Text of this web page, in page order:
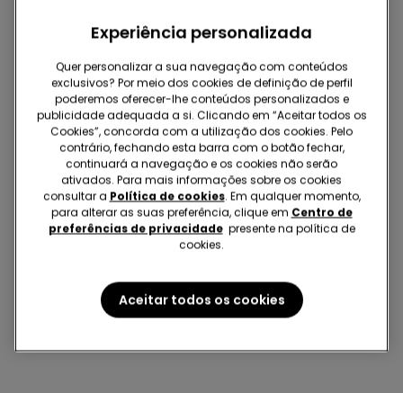
-50%
Cueca de banho em
microfibra confortável
9,99 € 5,00 € -50%
1
Experiência personalizada
Quer personalizar a sua navegação com conteúdos
exclusivos? Por meio dos cookies de definição de perfil
poderemos oferecer-lhe conteúdos personalizados e
publicidade adequada a si. Clicando em “Aceitar todos os
Cookies”, concorda com a utilização dos cookies. Pelo
contrário, fechando esta barra com o botão fechar,
continuará a navegação e os cookies não serão
ativados. Para mais informações sobre os cookies
consultar a Política de cookies. Em qualquer momento,
para alterar as suas preferência, clique em Centro de
preferências de privacidadepresente na política de
cookies.
Aceitar todos os cookies